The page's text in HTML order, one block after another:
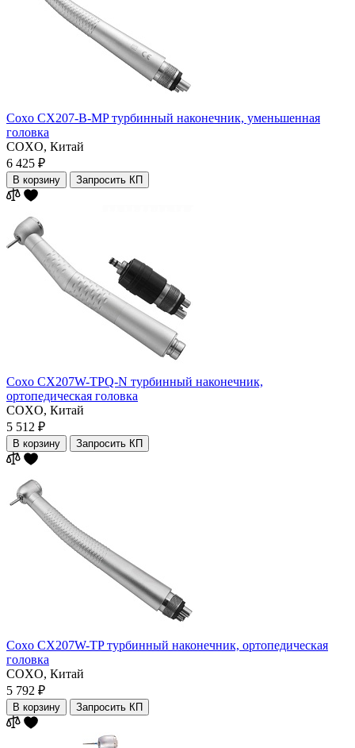
Coxo CX207-B-MP турбинный наконечник, уменьшенная
головка
COXO, Китай
6 425 ₽
В корзину Запросить КП
Coxo CX207W-TPQ-N турбинный наконечник,
ортопедическая головка
COXO, Китай
5 512 ₽
В корзину Запросить КП
Coxo CX207W-TP турбинный наконечник, ортопедическая
головка
COXO, Китай
5 792 ₽
В корзину Запросить КП